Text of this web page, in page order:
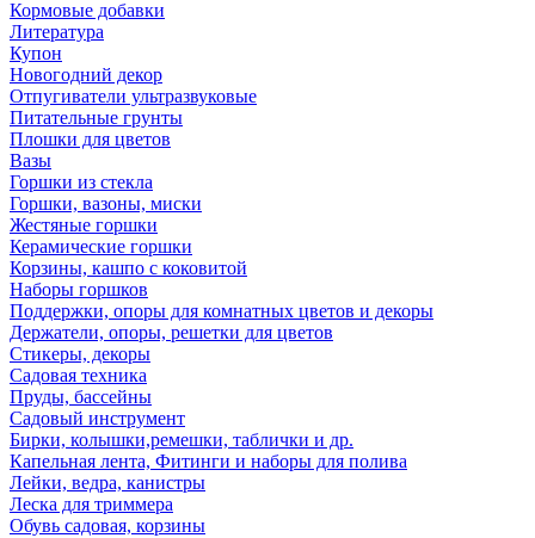
Кормовые добавки
Литература
Купон
Новогодний декор
Отпугиватели ультразвуковые
Питательные грунты
Плошки для цветов
Вазы
Горшки из стекла
Горшки, вазоны, миски
Жестяные горшки
Керамические горшки
Корзины, кашпо с коковитой
Наборы горшков
Поддержки, опоры для комнатных цветов и декоры
Держатели, опоры, решетки для цветов
Стикеры, декоры
Садовая техника
Пруды, бассейны
Садовый инструмент
Бирки, колышки,ремешки, таблички и др.
Капельная лента, Фитинги и наборы для полива
Лейки, ведра, канистры
Леска для триммера
Обувь садовая, корзины